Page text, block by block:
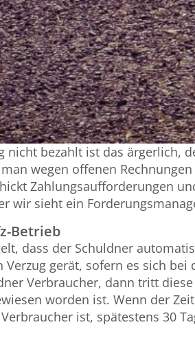
nicht bezahlt ist das ärgerlich,
wegen offenen
Zahlungsaufforderungen
wir sieht ein
Betrieb
dass der Schuldner
Verzug gerät, sofern es sich
Verbraucher, dann tritt
worden ist. Wenn der
ist, spätestens 30